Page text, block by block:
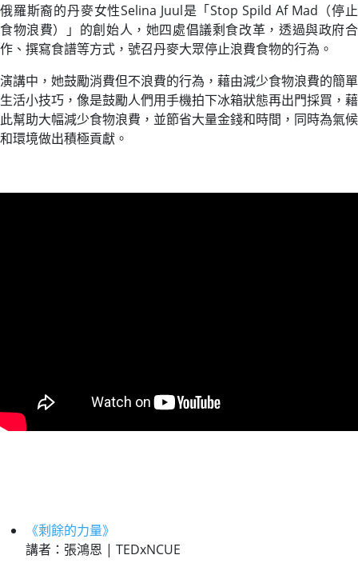
俄羅斯裔的丹麥女性Selina Juul是「Stop Spild Af Mad（停止
食物浪費）」的創始人，她四處倡議剩食改革，透過與政府合
作、撰寫食譜等方式，號召丹麥大眾停止浪費食物的行為。
演講中，她鼓勵消費但不浪費的行為，藉由減少食物浪費的簡單
生活小技巧，像是鼓勵人們用手機拍下冰箱狀態再出門採買，藉
此幫助大幅減少食物浪費，並節省大量金錢和時間，同時為氣候
和環境做出積極貢獻。
《剩餘的力量》
講者：張鴻恩 | TEDxNCUE